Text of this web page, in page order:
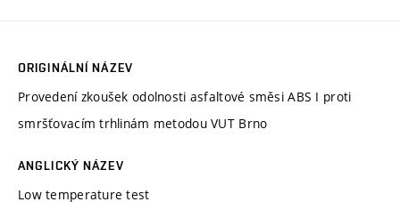
ORIGINÁLNÍ NÁZEV
Provedení zkoušek odolnosti asfaltové směsi ABS I proti
smršťovacím trhlinám metodou VUT Brno
ANGLICKÝ NÁZEV
Low temperature test